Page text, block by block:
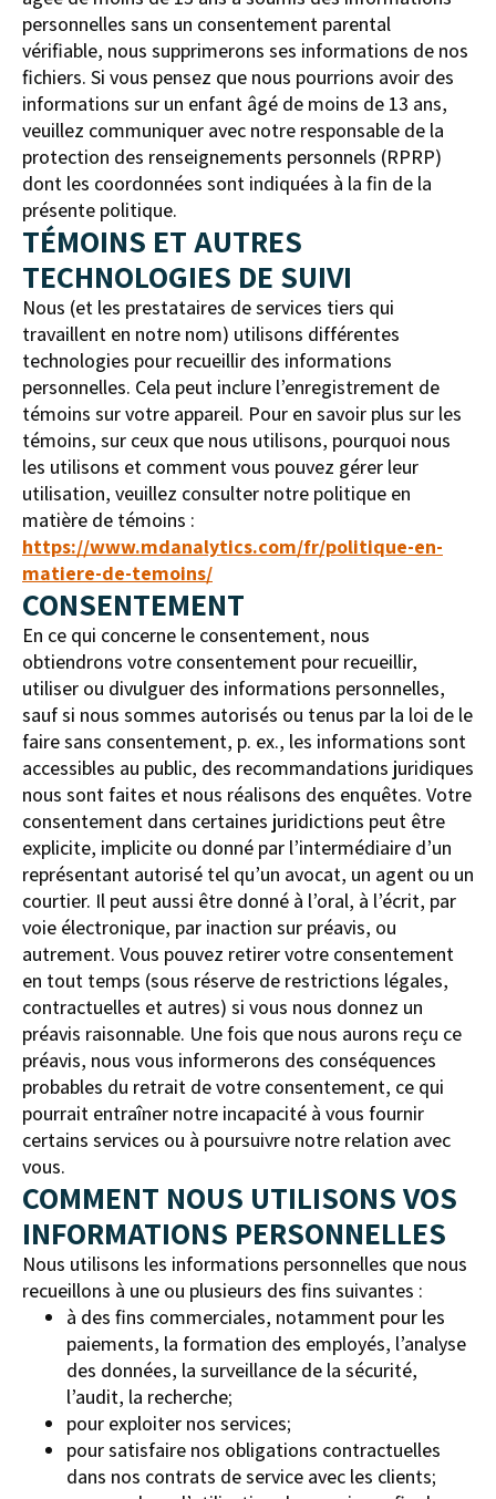
personnelles sans un consentement parental
vérifiable, nous supprimerons ses informations de nos
fichiers. Si vous pensez que nous pourrions avoir des
informations sur un enfant âgé de moins de 13 ans,
veuillez communiquer avec notre responsable de la
protection des renseignements personnels (RPRP)
dont les coordonnées sont indiquées à la fin de la
présente politique.
TÉMOINS ET AUTRES
TECHNOLOGIES DE SUIVI
Nous (et les prestataires de services tiers qui
travaillent en notre nom) utilisons différentes
technologies pour recueillir des informations
personnelles. Cela peut inclure l’enregistrement de
témoins sur votre appareil. Pour en savoir plus sur les
témoins, sur ceux que nous utilisons, pourquoi nous
les utilisons et comment vous pouvez gérer leur
utilisation, veuillez consulter notre politique en
matière de témoins :
https://www.mdanalytics.com/fr/politique-en-
matiere-de-temoins/
CONSENTEMENT
En ce qui concerne le consentement, nous
obtiendrons votre consentement pour recueillir,
utiliser ou divulguer des informations personnelles,
sauf si nous sommes autorisés ou tenus par la loi de le
faire sans consentement, p. ex., les informations sont
accessibles au public, des recommandations juridiques
nous sont faites et nous réalisons des enquêtes. Votre
consentement dans certaines juridictions peut être
explicite, implicite ou donné par l’intermédiaire d’un
représentant autorisé tel qu’un avocat, un agent ou un
courtier. Il peut aussi être donné à l’oral, à l’écrit, par
voie électronique, par inaction sur préavis, ou
autrement. Vous pouvez retirer votre consentement
en tout temps (sous réserve de restrictions légales,
contractuelles et autres) si vous nous donnez un
préavis raisonnable. Une fois que nous aurons reçu ce
préavis, nous vous informerons des conséquences
probables du retrait de votre consentement, ce qui
pourrait entraîner notre incapacité à vous fournir
certains services ou à poursuivre notre relation avec
vous.
COMMENT NOUS UTILISONS VOS
INFORMATIONS PERSONNELLES
Nous utilisons les informations personnelles que nous
recueillons à une ou plusieurs des fins suivantes :
à des fins commerciales, notamment pour les
paiements, la formation des employés, l’analyse
des données, la surveillance de la sécurité,
l’audit, la recherche;
pour exploiter nos services;
pour satisfaire nos obligations contractuelles
dans nos contrats de service avec les clients;